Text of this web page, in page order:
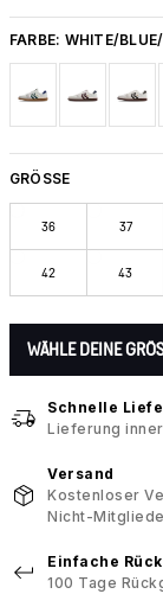
FARBE: WHITE/
GRÖSSE
36 37
42 43
WÄHLE DEINE
Schnelle
Lieferung
Versand
Kostenloser
Nicht-
Einfache
100 Tage